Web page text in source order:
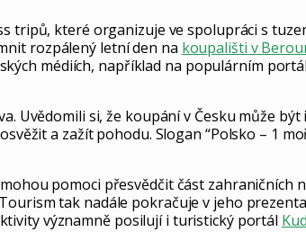
tripů, které organizuje ve spolupráci s
rozpálený letní den na koupališti v
médiích, například na populárním
Uvědomili si, že koupání v Česku může
a zažít pohodu. Slogan “Polsko – 1
pomoci přesvědčit část zahraničních
tak nadále pokračuje v jeho
významně posilují i turistický portál